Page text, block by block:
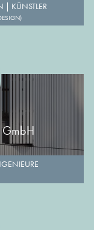
| KÜNSTLER